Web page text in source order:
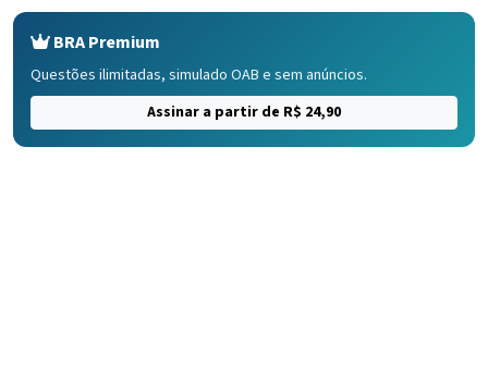
BRA Premium
Questões ilimitadas, simulado OAB e sem anúncios.
Assinar a partir de R$ 24,90